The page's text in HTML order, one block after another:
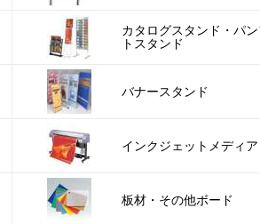
カタログスタンド・パン
トスタンド
バナースタンド
インクジェットメディア
板材・その他ボード